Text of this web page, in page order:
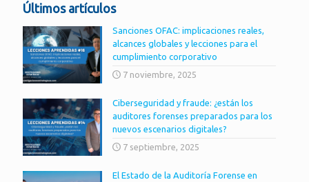
Últimos artículos
Sanciones OFAC: implicaciones reales,
alcances globales y lecciones para el
cumplimiento corporativo
7 noviembre, 2025
Ciberseguridad y fraude: ¿están los
auditores forenses preparados para los
nuevos escenarios digitales?
7 septiembre, 2025
El Estado de la Auditoría Forense en